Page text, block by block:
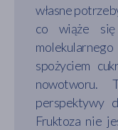
własne
co wiąże się
spożyciem
nowotworu.
perspektywy
Fruktoza nie